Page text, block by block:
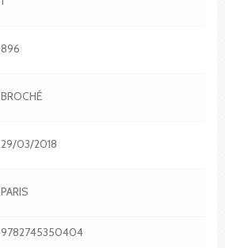
896
BROCHÉ
29/03/2018
PARIS
9782745350404